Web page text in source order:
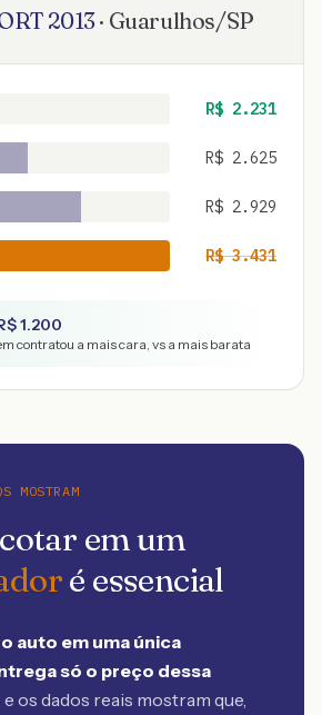
2013· Guarulhos/SP
R$ 2.231
R$ 2.625
R$ 2.929
R$3.431
1.200
contratou a mais cara, vs a mais barata
MOSTRAM
em um
é essencial
auto em uma única
só o preço dessa
os dados reais mostram que,